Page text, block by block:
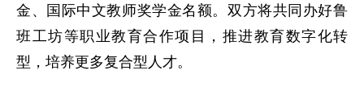
金、国际中文教师奖学金名额。双方将共同办好鲁
班工坊等职业教育合作项目，推进教育数字化转
型，培养更多复合型人才。